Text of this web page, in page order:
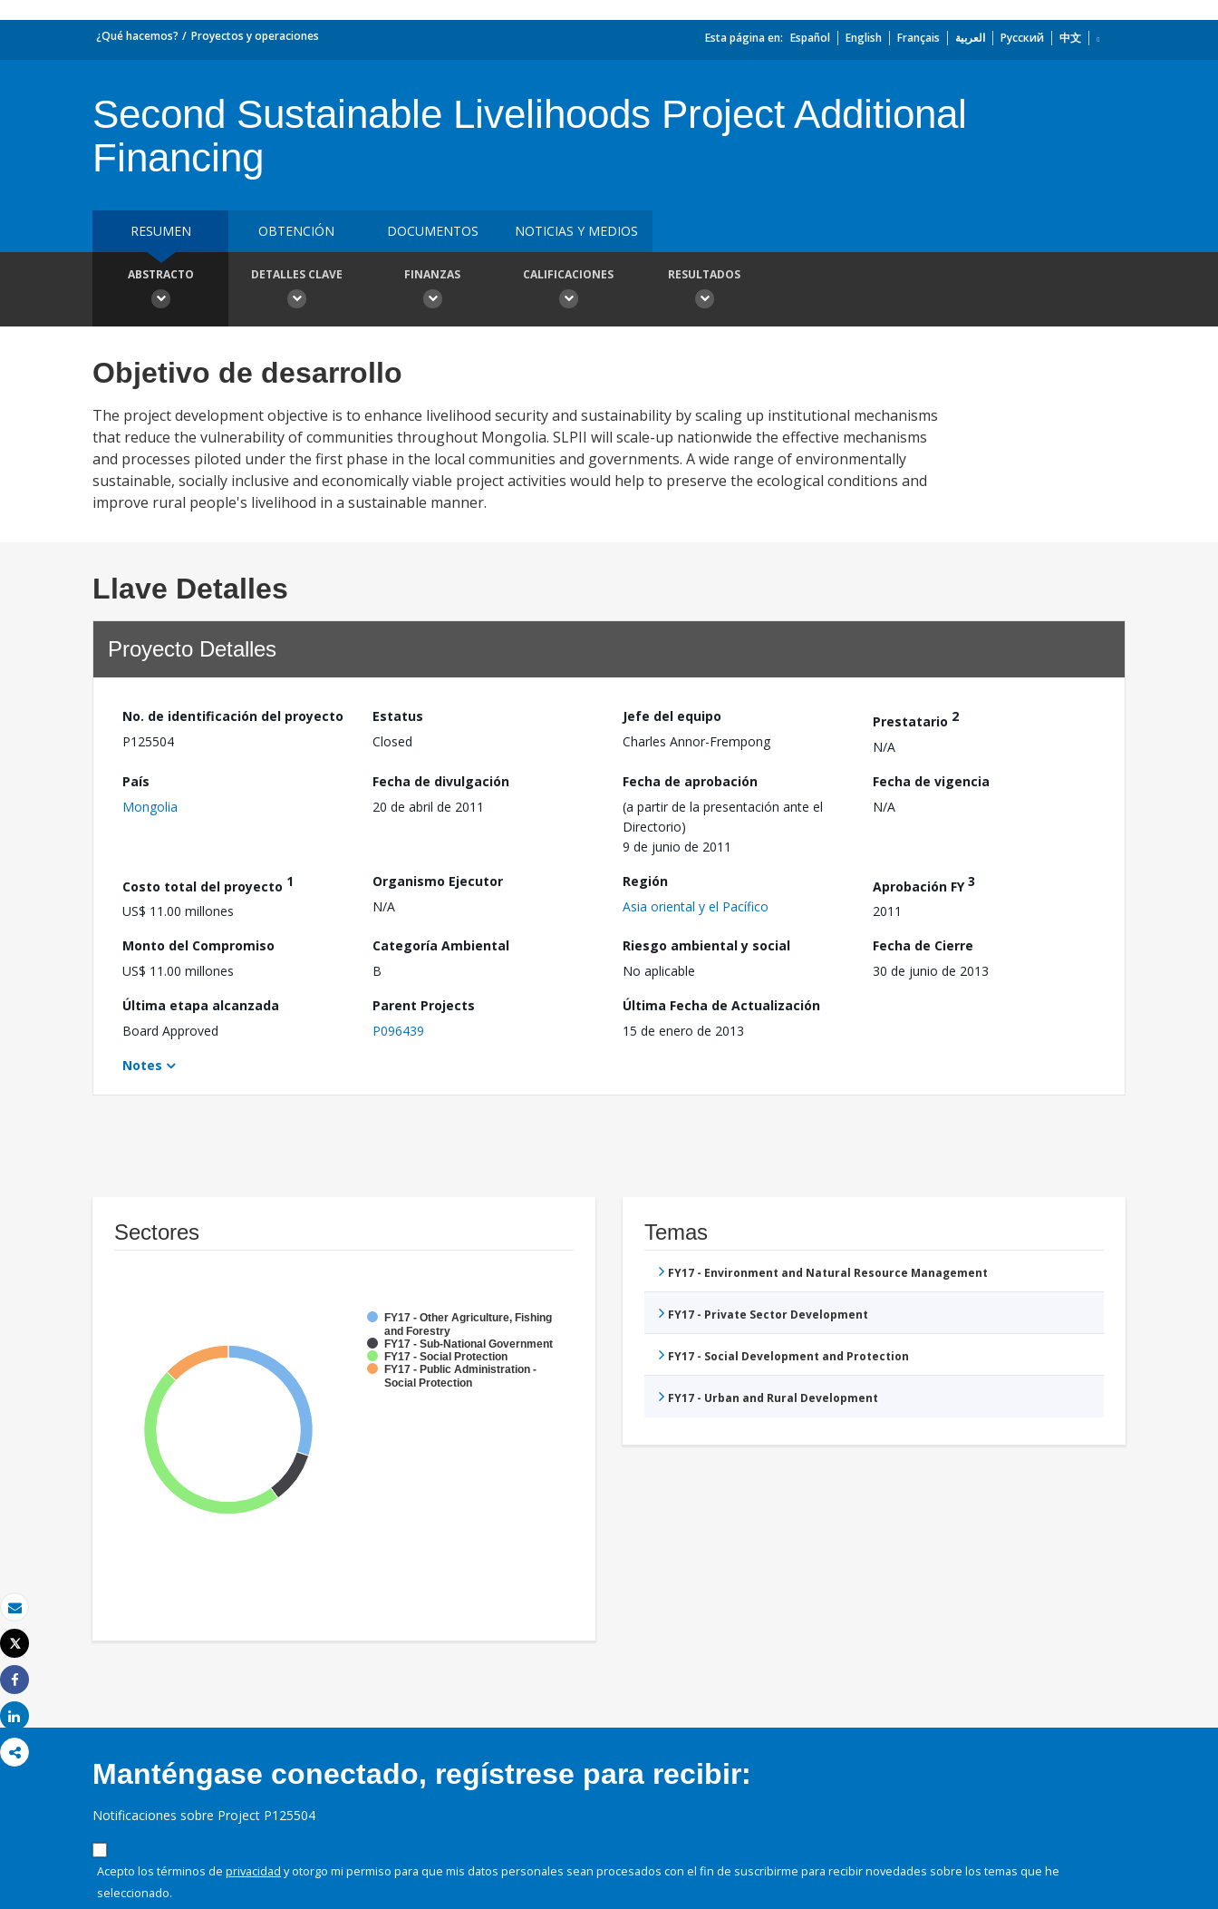
Correo electrónico
Imprimir
Tweet
Share
Share
¿Qué hacemos? Proyectos y operaciones Esta página en: Español English Français العربية Русский 中文
Second Sustainable Livelihoods Project Additional
Financing
RESUMEN OBTENCIÓN DOCUMENTOS NOTICIAS Y MEDIOS
ABSTRACTO DETALLES CLAVE FINANZAS CALIFICACIONES RESULTADOS
Objetivo de desarrollo
The project development objective is to enhance livelihood security and sustainability by scaling up institutional mechanisms
that reduce the vulnerability of communities throughout Mongolia. SLPII will scale-up nationwide the effective mechanisms
and processes piloted under the first phase in the local communities and governments. A wide range of environmentally
sustainable, socially inclusive and economically viable project activities would help to preserve the ecological conditions and
improve rural people's livelihood in a sustainable manner.
Llave Detalles
Proyecto Detalles
No. de identificación del proyecto
P125504
Estatus
Closed
Jefe del equipo
Charles Annor-Frempong
Prestatario 2
N/A
País
Mongolia
Fecha de divulgación
20 de abril de 2011
Fecha de aprobación
(a partir de la presentación ante el
Directorio)
9 de junio de 2011
Fecha de vigencia
N/A
Costo total del proyecto 1
US$ 11.00 millones
Organismo Ejecutor
N/A
Región
Asia oriental y el Pacífico
Aprobación FY3
2011
Monto del Compromiso
US$ 11.00 millones
Categoría Ambiental
B
Riesgo ambiental y social
No aplicable
Fecha de Cierre
30 de junio de 2013
Última etapa alcanzada
Board Approved
Parent Projects
P096439
Última Fecha de Actualización
15 de enero de 2013
Notes
Sectores
FY17 - Other Agriculture, Fishing
and Forestry
FY17 - Sub-National Government
FY17 - Social Protection
FY17 - Public Administration -
Social Protection
Temas
FY17 - Environment and Natural Resource Management
FY17 - Private Sector Development
FY17 - Social Development and Protection
FY17 - Urban and Rural Development
Manténgase conectado, regístrese para recibir:
Notificaciones sobre Project P125504
Acepto los términos de privacidad y otorgo mi permiso para que mis datos personales sean procesados con el fin de suscribirme para recibir novedades sobre los temas que he
seleccionado.